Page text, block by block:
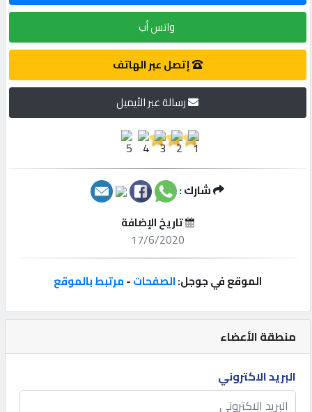
مميزة
إبحث
كيو
مزاد
كيو
نمبر
منطقة الأعضاء
البريد الاكتروني
واتس أب
إتصل عبر الهاتف
رسالة عبر الأيميل
شارك :
تاريخ الإضافة
17/6/2020
الموقع في جوجل:الصفحات-مرتبط بالموقع